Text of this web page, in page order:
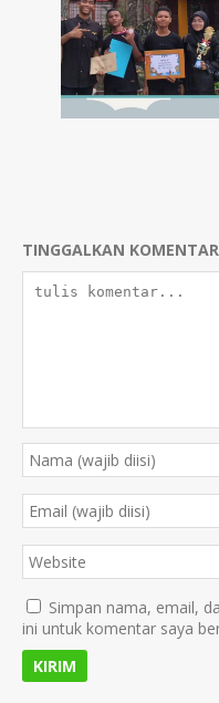
TINGGALKAN KOMENTAR
Simpan nama, email,
ini untuk komentar saya